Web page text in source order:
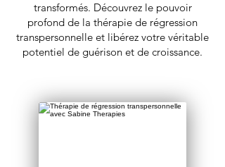
transformés. Découvrez le pouvoir
profond de la thérapie de régression
transpersonnelle et libérez votre véritable
potentiel de guérison et de croissance.